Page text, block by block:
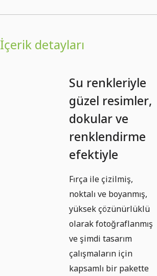
İçerik detayları
Su renkleriyle
güzel resimler,
dokular ve
renklendirme
efektiyle
Fırça ile çizilmiş,
noktalı ve boyanmış,
yüksek çözünürlüklü
olarak fotoğraflanmış
ve şimdi tasarım
çalışmaların için
kapsamlı bir pakette